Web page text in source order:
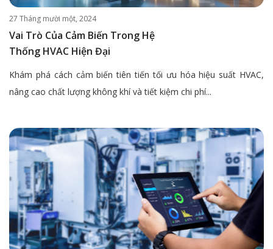
27 Tháng mười một, 2024
Vai Trò Của Cảm Biến Trong Hệ
Thống HVAC Hiện Đại
Khám phá cách cảm biến tiên tiến tối ưu hóa hiệu suất HVAC,
nâng cao chất lượng không khí và tiết kiệm chi phí...